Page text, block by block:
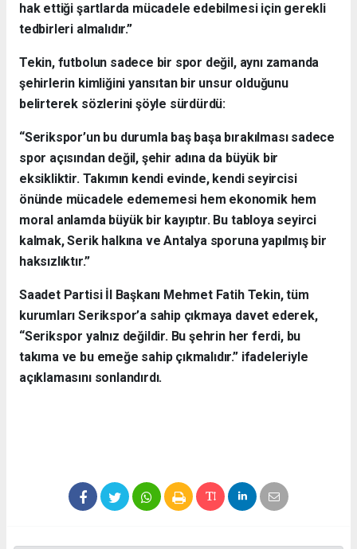
hak ettiği şartlarda mücadele edebilmesi için gerekli
tedbirleri almalıdır.”
Tekin, futbolun sadece bir spor değil, aynı zamanda
şehirlerin kimliğini yansıtan bir unsur olduğunu
belirterek sözlerini şöyle sürdürdü:
“Serikspor’un bu durumla baş başa bırakılması sadece
spor açısından değil, şehir adına da büyük bir
eksikliktir. Takımın kendi evinde, kendi seyircisi
önünde mücadele edememesi hem ekonomik hem
moral anlamda büyük bir kayıptır. Bu tabloya seyirci
kalmak, Serik halkına ve Antalya sporuna yapılmış bir
haksızlıktır.”
Saadet Partisi İl Başkanı Mehmet Fatih Tekin, tüm
kurumları Serikspor’a sahip çıkmaya davet ederek,
“Serikspor yalnız değildir. Bu şehrin her ferdi, bu
takıma ve bu emeğe sahip çıkmalıdır.” ifadeleriyle
açıklamasını sonlandırdı.